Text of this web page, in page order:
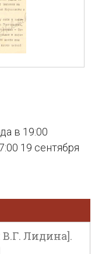
в 19:00
19 сентября
Лидина].